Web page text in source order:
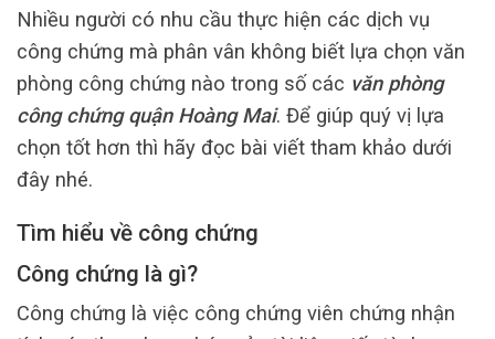
Nhiều người có nhu cầu thực hiện các dịch vụ
công chứng mà phân vân không biết lựa chọn văn
phòng công chứng nào trong số các văn phòng
công chứngquận Hoàng Mai. Để giúp quý vị lựa
chọn tốt hơn thì hãy đọc bài viết tham khảo dưới
đây nhé.
Tìm hiểu về công chứng
Công chứng là gì?
Công chứng là việc công chứng viên chứng nhận